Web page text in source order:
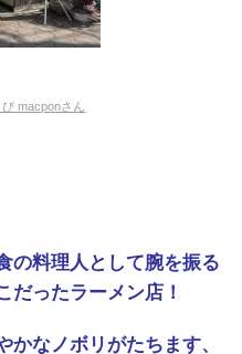
macponさん
の料理人として腕を振る
だったラーメン店！
かなノボリがたちます、